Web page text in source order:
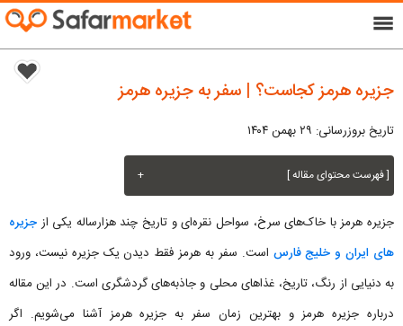
menu
جزیره هرمز کجاست؟ | سفر به جزیره هرمز
تاریخ بروزرسانی: ۲۹ بهمن ۱۴۰۴
[ فهرست محتوای مقاله ] +
جزیره هرمز با خاک‌های سرخ، سواحل نقره‌ای و تاریخ چند هزارساله یکی از جزیره
های ایران و خلیج فارس است. سفر به هرمز فقط دیدن یک جزیره نیست، ورود
به دنیایی از رنگ، تاریخ، غذاهای محلی و جاذبه‌های گردشگری است. در این مقاله
درباره جزیره هرمز و بهترین زمان سفر به جزیره هرمز آشنا می‌شویم. اگر